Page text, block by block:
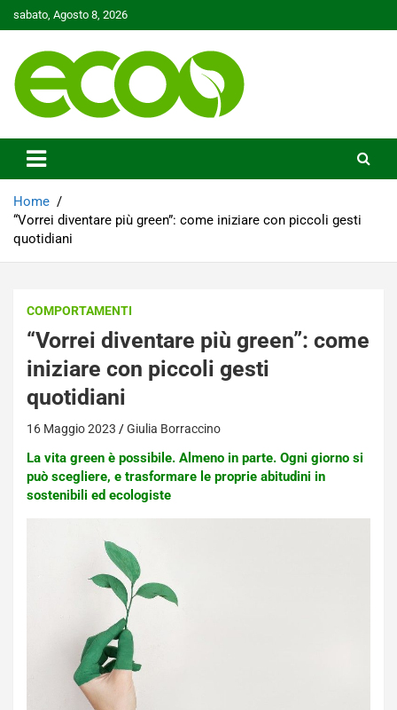
to
sabato, Agosto 8, 2026
Ecoo.it
Home
“Vorrei diventare più green”: come iniziare con piccoli gesti
quotidiani
COMPORTAMENTI
“Vorrei diventare più green”: come
iniziare con piccoli gesti
quotidiani
16 Maggio 2023 Giulia Borraccino
La vita green è possibile. Almeno in parte. Ogni giorno si
può scegliere, e trasformare le proprie abitudini in
sostenibili ed ecologiste